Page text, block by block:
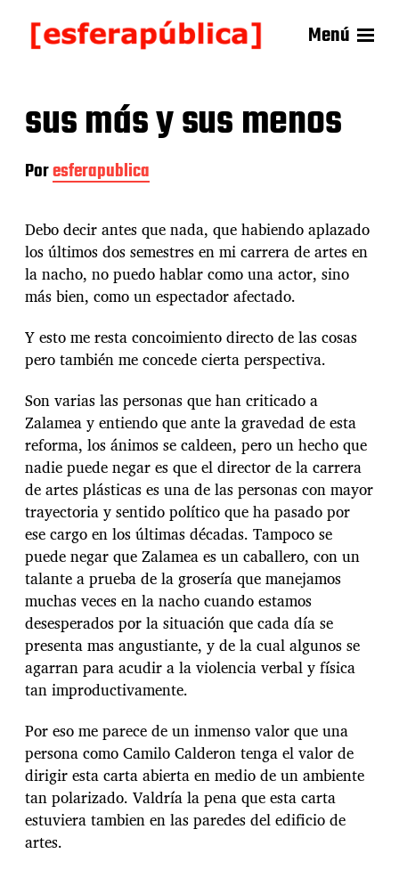
Menú
sus más y sus menos
Poresferapublica
Debo decir antes que nada, que habiendo aplazado
los últimos dos semestres en mi carrera de artes en
la nacho, no puedo hablar como una actor, sino
más bien, como un espectador afectado.
Y esto me resta concoimiento directo de las cosas
pero también me concede cierta perspectiva.
Son varias las personas que han criticado a
Zalamea y entiendo que ante la gravedad de esta
reforma, los ánimos se caldeen, pero un hecho que
nadie puede negar es que el director de la carrera
de artes plásticas es una de las personas con mayor
trayectoria y sentido político que ha pasado por
ese cargo en los últimas décadas. Tampoco se
puede negar que Zalamea es un caballero, con un
talante a prueba de la grosería que manejamos
muchas veces en la nacho cuando estamos
desesperados por la situación que cada día se
presenta mas angustiante, y de la cual algunos se
agarran para acudir a la violencia verbal y física
tan improductivamente.
Por eso me parece de un inmenso valor que una
persona como Camilo Calderon tenga el valor de
dirigir esta carta abierta en medio de un ambiente
tan polarizado. Valdría la pena que esta carta
estuviera tambien en las paredes del edificio de
artes.